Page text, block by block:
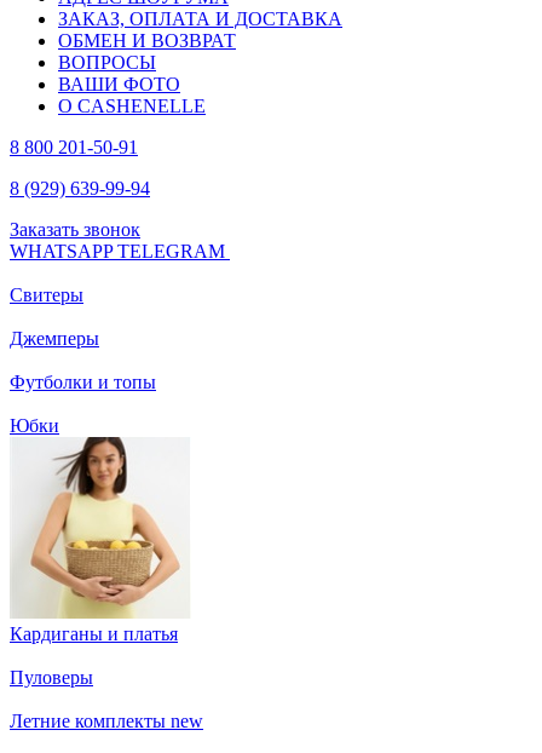
ЗАКАЗ, ОПЛАТА И ДОСТАВКА
ОБМЕН И ВОЗВРАТ
ВОПРОСЫ
ВАШИ ФОТО
О CASHENELLE
8 800 201-50-91
8 (929) 639-99-94
Заказать звонок
WHATSAPPTELEGRAM
Свитеры
Джемперы
Футболки и топы
Юбки
Кардиганы и платья
Пуловеры
Летние комплекты new